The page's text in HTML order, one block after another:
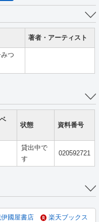
著者・アーティスト
つ
状態 資料番号
貸出中で
す
020592721
國屋書店 楽天ブックス